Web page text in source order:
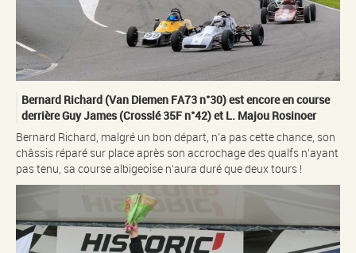
Bernard Richard (Van Diemen FA73 n°30) est encore en course
derrière Guy James (Crosslé 35F n°42) et L. Majou Rosinoer
Bernard Richard, malgré un bon départ, n’a pas cette chance, son
châssis réparé sur place après son accrochage des qualfs n’ayant
pas tenu, sa course albigeoise n’aura duré que deux tours !